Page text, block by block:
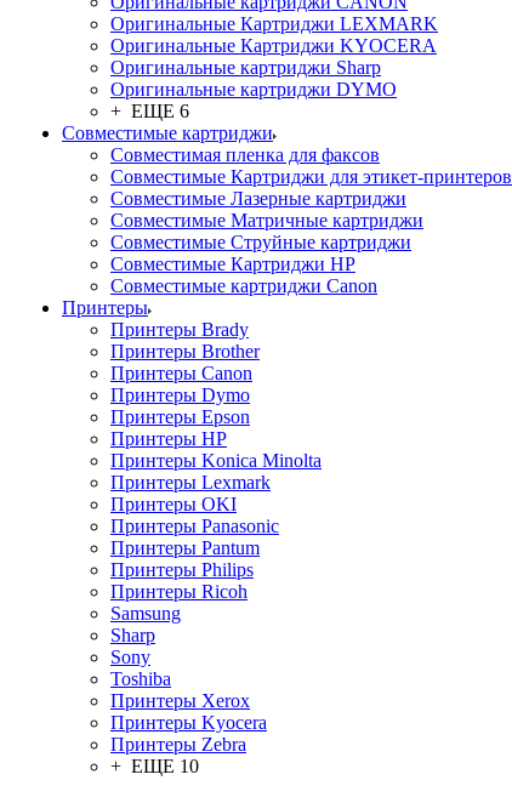
Оригинальные Картриджи LEXMARK
Оригинальные Картриджи KYOCERA
Оригинальные картриджи Sharp
Оригинальные картриджи DYMO
+ ЕЩЕ 6
Совместимые картриджи
Совместимая пленка для факсов
Совместимые Картриджи для этикет-принтеров
Совместимые Лазерные картриджи
Совместимые Матричные картриджи
Совместимые Струйные картриджи
Совместимые Картриджи HP
Совместимые картриджи Canon
Принтеры
Принтеры Brady
Принтеры Brother
Принтеры Canon
Принтеры Dymo
Принтеры Epson
Принтеры HP
Принтеры Konica Minolta
Принтеры Lexmark
Принтеры OKI
Принтеры Panasonic
Принтеры Pantum
Принтеры Philips
Принтеры Ricoh
Samsung
Sharp
Sony
Toshiba
Принтеры Xerox
Принтеры Kyocera
Принтеры Zebra
+ ЕЩЕ 10